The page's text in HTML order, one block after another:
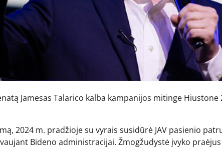
Jamesas Talarico kalba kampanijos mitinge Hiustone
2024 m. pradžioje su vyrais susidūrė JAV pasienio
Bideno administracijai. Žmogžudystė įvyko